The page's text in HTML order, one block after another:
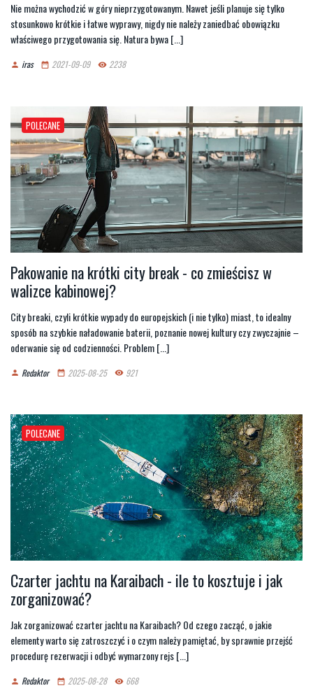
Nie można wychodzić w góry nieprzygotowanym. Nawet jeśli planuje się tylko
stosunkowo krótkie i łatwe wyprawy, nigdy nie należy zaniedbać obowiązku
właściwego przygotowania się. Natura bywa [...]
person iras date_range 2021-09-09 remove_red_eye 2238
POLECANE
Pakowanie na krótki city break - co zmieścisz w
walizce kabinowej?
City breaki, czyli krótkie wypady do europejskich (i nie tylko) miast, to idealny
sposób na szybkie naładowanie baterii, poznanie nowej kultury czy zwyczajnie –
oderwanie się od codzienności. Problem [...]
person Redaktor date_range 2025-08-25 remove_red_eye 921
POLECANE
Czarter jachtu na Karaibach - ile to kosztuje i jak
zorganizować?
Jak zorganizować czarter jachtu na Karaibach? Od czego zacząć, o jakie
elementy warto się zatroszczyć i o czym należy pamiętać, by sprawnie przejść
procedurę rezerwacji i odbyć wymarzony rejs [...]
person Redaktor date_range 2025-08-28 remove_red_eye 668